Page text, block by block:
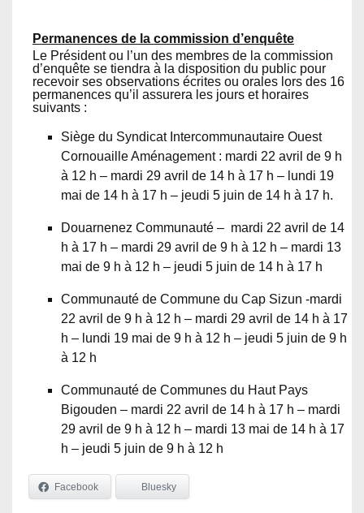
Permanences de la commission d’enquête
Le Président ou l’un des membres de la commission
d’enquête se tiendra à la disposition du public pour
recevoir ses observations écrites ou orales lors des 16
permanences qu’il assurera les jours et horaires
suivants :
Siège du Syndicat Intercommunautaire Ouest
Cornouaille Aménagement : mardi 22 avril de 9 h
à 12 h – mardi 29 avril de 14 h à 17 h – lundi 19
mai de 14 h à 17 h – jeudi 5 juin de 14 h à 17 h.
Douarnenez Communauté – mardi 22 avril de 14
h à 17 h – mardi 29 avril de 9 h à 12 h – mardi 13
mai de 9 h à 12 h – jeudi 5 juin de 14 h à 17 h
Communauté de Commune du Cap Sizun -mardi
22 avril de 9 h à 12 h – mardi 29 avril de 14 h à 17
h – lundi 19 mai de 9 h à 12 h – jeudi 5 juin de 9 h
à 12 h
Communauté de Communes du Haut Pays
Bigouden – mardi 22 avril de 14 h à 17 h – mardi
29 avril de 9 h à 12 h – mardi 13 mai de 14 h à 17
h – jeudi 5 juin de 9 h à 12 h
Facebook Bluesky